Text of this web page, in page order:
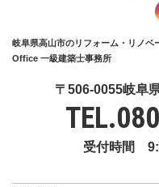
岐阜県高山市のリフォーム・リノ
Office 一級建築士事務所
〒506-0055岐阜
TEL.
受付時間